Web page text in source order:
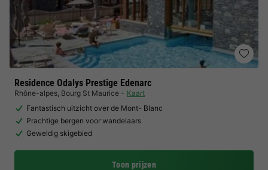
Residence Odalys Prestige Edenarc
Rhône-alpes, Bourg St Maurice
Kaart
Fantastisch uitzicht over de Mont- Blanc
Prachtige bergen voor wandelaars
Geweldig skigebied
Toon prijzen